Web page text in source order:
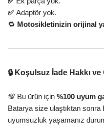
✅ Adaptör yok.
🔁 Motosikletinizin orijinal
🔒 Koşulsuz İade Hakkı ve
💯 Bu ürün için %100 uyum
Batarya size ulaştıktan
uyumsuzluk yaşamanız